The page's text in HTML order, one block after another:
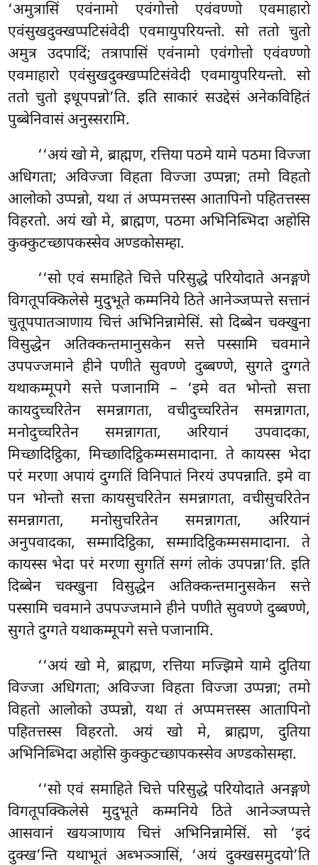
‘अमुत्रासिं एवंनामो एवंगोत्तो एवंवण्णो एवमाहारो
एवंसुखदुक्खप्पटिसंवेदी एवमायुपरियन्तो. सो ततो चुतो
अमुत्र उदपादिं; तत्रापासिं एवंनामो एवंगोत्तो एवंवण्णो
एवमाहारो एवंसुखदुक्खप्पटिसंवेदी एवमायुपरियन्तो. सो
ततो चुतो इधूपपन्नो’ति. इति साकारं सउद्देसं अनेकविहितं
पुब्बेनिवासं अनुस्सरामि.
‘‘अयं खो मे, ब्राह्मण, रत्तिया पठमे यामे पठमा विज्जा
अधिगता; अविज्जा विहता विज्जा उप्पन्ना; तमो विहतो
आलोको उप्पन्नो, यथा तं अप्पमत्तस्स आतापिनो पहितत्तस्स
विहरतो. अयं खो मे, ब्राह्मण, पठमा अभिनिब्भिदा अहोसि
कुक्कुटच्छापकस्सेवअण्डकोसम्हा.
‘‘सो एवं समाहिते चित्ते परिसुद्धे परियोदाते अनङ्गणे
विगतूपक्किलेसे मुदुभूते कम्मनिये ठिते आनेञ्जप्पत्ते सत्तानं
चुतूपपातञाणाय चित्तं अभिनिन्नामेसिं. सो दिब्बेन चक्खुना
विसुद्धेन अतिक्कन्तमानुसकेन सत्ते पस्सामि चवमाने
उपपज्जमाने हीने पणीते सुवण्णे दुब्बण्णे, सुगते दुग्गते
यथाकम्मूपगे सत्ते पजानामि – ‘इमे वत भोन्तो सत्ता
कायदुच्चरितेन समन्नागता, वचीदुच्चरितेन समन्नागता,
मनोदुच्चरितेन समन्नागता, अरियानं उपवादका,
मिच्छादिट्ठिका, मिच्छादिट्ठिकम्मसमादाना. ते कायस्स भेदा
परं मरणा अपायं दुग्गतिं विनिपातं निरयं उपपन्नाति. इमे वा
पन भोन्तो सत्ता कायसुचरितेन समन्नागता, वचीसुचरितेन
समन्नागता, मनोसुचरितेन समन्नागता, अरियानं
अनुपवादका, सम्मादिट्ठिका, सम्मादिट्ठिकम्मसमादाना. ते
कायस्स भेदा परं मरणा सुगतिं सग्गं लोकं उपपन्ना’ति. इति
दिब्बेन चक्खुना विसुद्धेन अतिक्कन्तमानुसकेन सत्ते
पस्सामि चवमाने उपपज्जमाने हीने पणीते सुवण्णे दुब्बण्णे,
सुगते दुग्गते यथाकम्मूपगे सत्ते पजानामि.
‘‘अयं खो मे, ब्राह्मण, रत्तिया मज्झिमे यामे दुतिया
विज्जा अधिगता; अविज्जा विहता विज्जा उप्पन्ना; तमो
विहतो आलोको उप्पन्नो, यथा तं अप्पमत्तस्स आतापिनो
पहितत्तस्स विहरतो. अयं खो मे, ब्राह्मण, दुतिया
अभिनिब्भिदा अहोसि कुक्कुटच्छापकस्सेव अण्डकोसम्हा.
‘‘सो एवं समाहिते चित्ते परिसुद्धे परियोदाते अनङ्गणे
विगतूपक्किलेसे मुदुभूते कम्मनिये ठिते आनेञ्जप्पत्ते
आसवानं खयञाणाय चित्तं अभिनिन्नामेसिं. सो ‘इदं
दुक्ख’न्ति यथाभूतं अब्भञ्ञासिं, ‘अयं दुक्खसमुदयो’ति